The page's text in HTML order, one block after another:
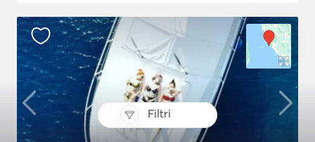
Filtri